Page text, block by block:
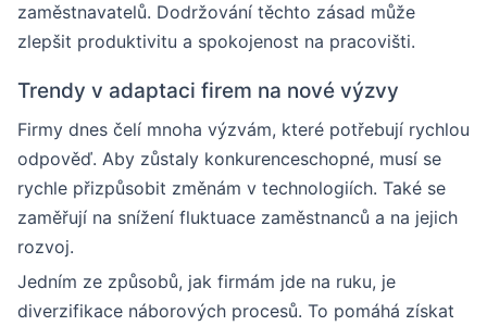
zaměstnavatelů. Dodržování těchto zásad může
zlepšit produktivitu a spokojenost na pracovišti.
Trendy v adaptaci firem na nové výzvy
Firmy dnes čelí mnoha výzvám, které potřebují rychlou
odpověď. Aby zůstaly konkurenceschopné, musí se
rychle přizpůsobit změnám v technologiích. Také se
zaměřují na snížení fluktuace zaměstnanců a na jejich
rozvoj.
Jedním ze způsobů, jak firmám jde na ruku, je
diverzifikace náborových procesů. To pomáhá získat